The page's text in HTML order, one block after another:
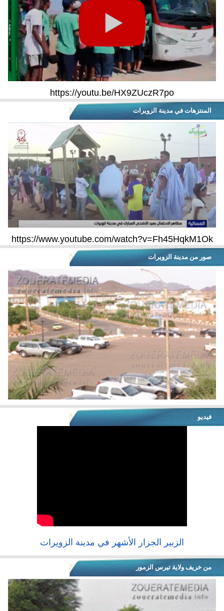
https://youtu.be/HX9ZUczR7po
المنتزهات في مدينة الزويرات
https://www.youtube.com/watch?v=Fh45HqkM1Ok
صور من مدينة الزويرات
فيديو
الزبير الجزار الأشهر في مدينة الزويرات
من خريف ولاية تيرس الزمور